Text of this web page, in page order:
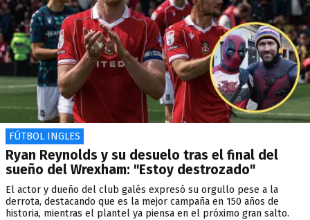
FÚTBOL INGLES
Ryan Reynolds y su desuelo tras el final del
sueño del Wrexham: "Estoy destrozado"
El actor y dueño del club galés expresó su orgullo pese a la
derrota, destacando que es la mejor campaña en 150 años de
historia, mientras el plantel ya piensa en el próximo gran salto.